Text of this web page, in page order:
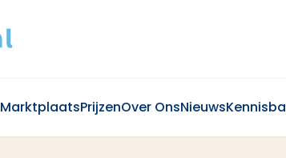
MarktplaatsPrijzenOver OnsNieuws